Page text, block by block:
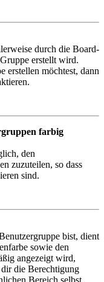
durch die Board-
erstellt wird.
erstellen möchtest, dann
farbig
den
zuzuteilen, so dass
sind.
bist, dient
sowie den
angezeigt wird,
die Berechtigung